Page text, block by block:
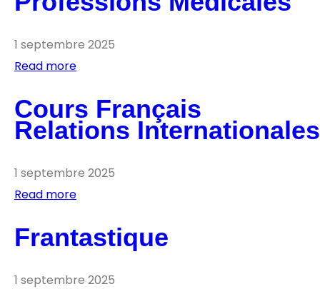
1 septembre 2025
Read more
Cours Français
Relations Internationales
1 septembre 2025
Read more
Frantastique
1 septembre 2025